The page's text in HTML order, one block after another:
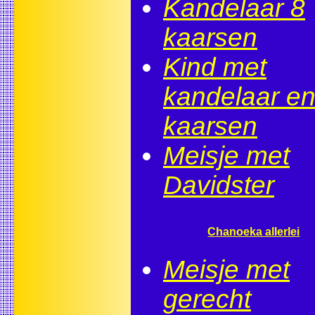
Kandelaar 8
kaarsen
Kind met
kandelaar
kaarsen
Meisje met
Davidster
Chanoeka allerlei
Meisje met
gerecht